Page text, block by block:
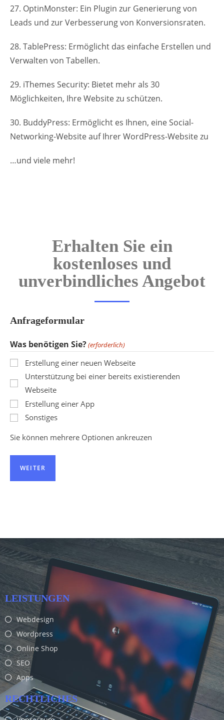
27. OptinMonster: Ein Plugin zur Generierung von
Leads und zur Verbesserung von Konversionsraten.
28. TablePress: Ermöglicht das einfache Erstellen und
Verwalten von Tabellen.
29. iThemes Security: Bietet mehr als 30
Möglichkeiten, Ihre Website zu schützen.
30. BuddyPress: Ermöglicht es Ihnen, eine Social-
Networking-Website auf Ihrer WordPress-Website zu
…und viele mehr!
Erhalten Sie ein
kostenloses und
unverbindliches Angebot
Anfrageformular
Was benötigen Sie?(erforderlich)
Erstellung einer neuen Webseite
Unterstützung bei einer bereits existierenden
Webseite
Erstellung einer App
Sonstiges
Sie können mehrere Optionen ankreuzen
LEISTUNGEN
Webdesign
Wordpress
Online Shop
SEO
Apps
RECHTLICHES